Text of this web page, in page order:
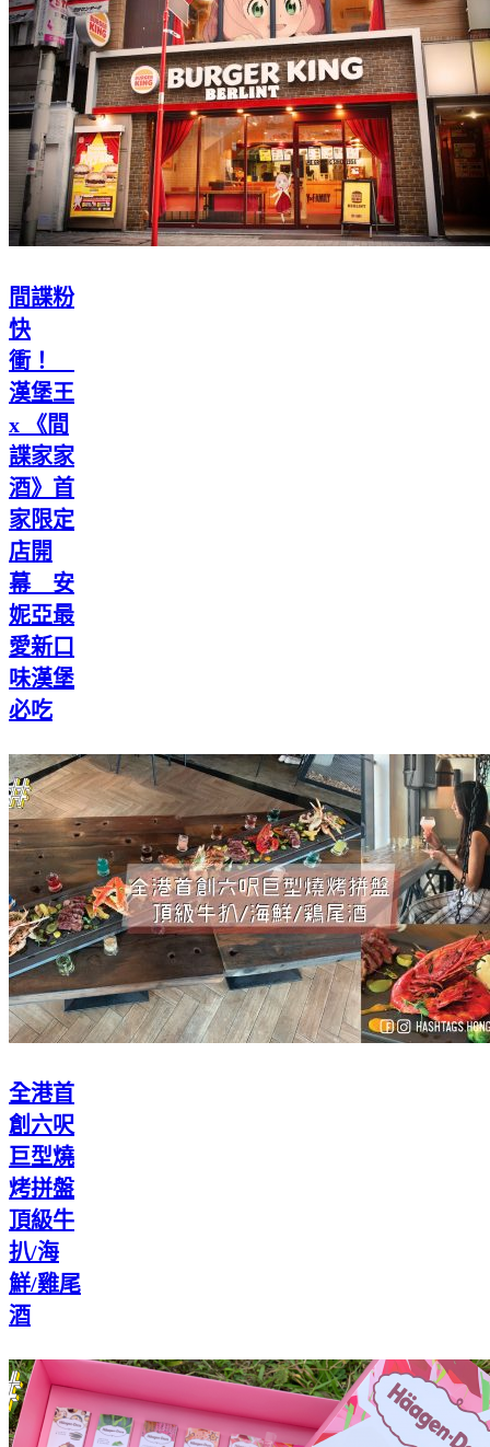
間諜粉
快
衝！
漢堡王
x 《間
諜家家
酒》首
家限定
店開
幕 安
妮亞最
愛新口
味漢堡
必吃
全港首
創六呎
巨型燒
烤拼盤
頂級牛
扒/海
鮮/雞尾
酒